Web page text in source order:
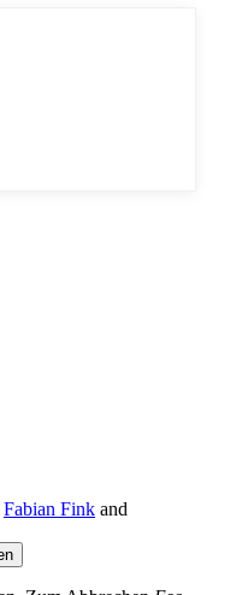
Fabian Fink and